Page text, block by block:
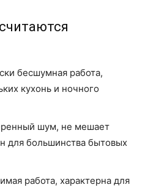
бесшумная работа,
кухонь и ночного
шум, не мешает
для большинства бытовых
работа, характерна для